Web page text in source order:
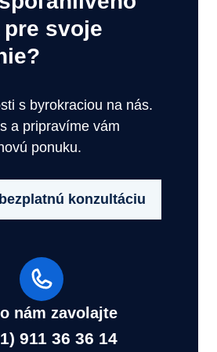
svoje
s byrokraciou na nás.
a pripravíme vám
ponuku.
konzultáciu
nám zavolajte
911 36 36 14